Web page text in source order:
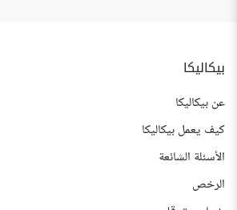
بيكاليكا
عن بيكاليكا
كيف يعمل بيكاليكا
الأسئلة الشائعة
الرخص